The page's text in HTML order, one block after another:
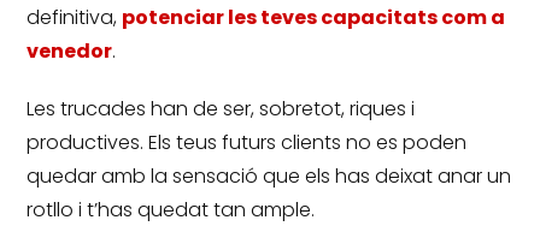
definitiva, potenciar les teves capacitats com a
venedor.
Les trucades han de ser, sobretot, riques i
productives.Els teus futurs clients no es poden
quedar amb la sensació que els has deixat anar un
rotllo i t’has quedat tan ample.